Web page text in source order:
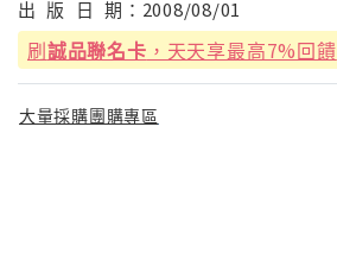
出 版 日 期： 2008/08/01
刷誠品聯名卡 ，天天享最高7%回饋
大量採購團購專區